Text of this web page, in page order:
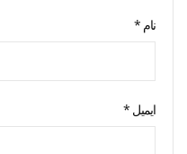
نام *
ایمیل *